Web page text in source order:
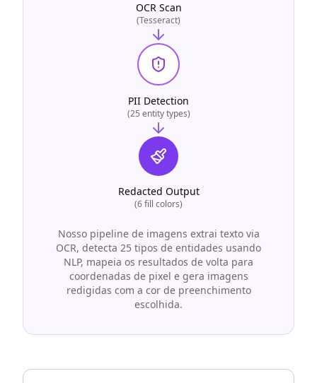
OCR Scan
(Tesseract)
PII Detection
(25 entity types)
Redacted Output
(6 fill colors)
Nosso pipeline de imagens extrai texto via
OCR, detecta 25 tipos de entidades usando
NLP, mapeia os resultados de volta para
coordenadas de pixel e gera imagens
redigidas com a cor de preenchimento
escolhida.